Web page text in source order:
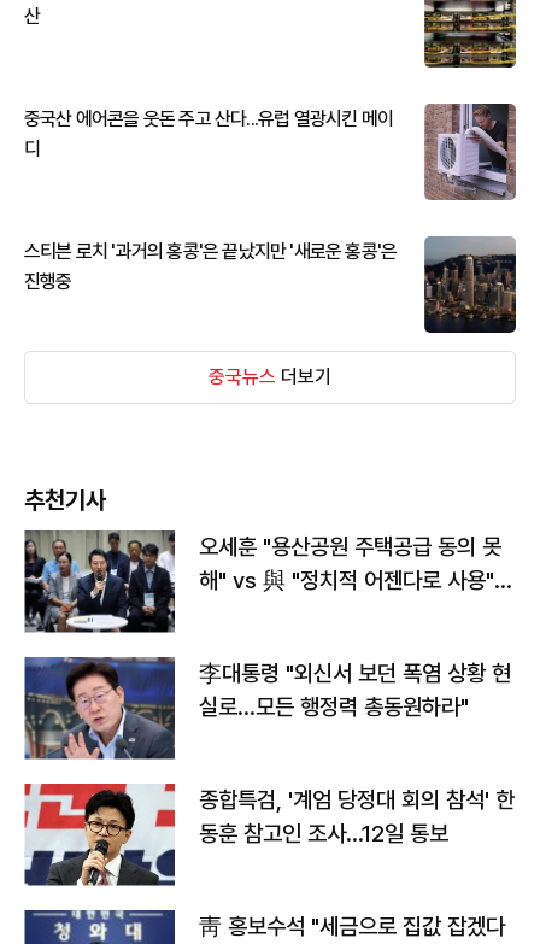
산
중국산 에어콘을 웃돈 주고 산다...유럽 열광시킨 메이
디
스티븐 로치 '과거의 홍콩'은 끝났지만 '새로운 홍콩'은
진행중
중국뉴스 더보기
추천기사
오세훈 "용산공원 주택공급 동의 못
해" vs 與 "정치적 어젠다로 사용"
李대통령 "외신서 보던 폭염 상황 현
실로…모든 행정력 총동원하라"
종합특검, '계엄 당정대 회의 참석' 한
동훈 참고인 조사...12일 통보
靑 홍보수석 "세금으로 집값 잡겠다